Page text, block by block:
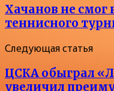
Хачанов не смог
теннисного
Следующая статья
ЦСКА обыграл
увеличил